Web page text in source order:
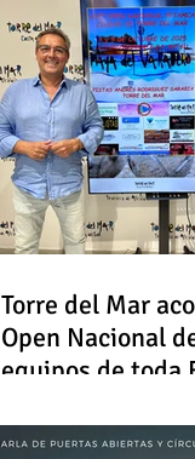
Torre del Mar
Open Nacional
equipos de toda